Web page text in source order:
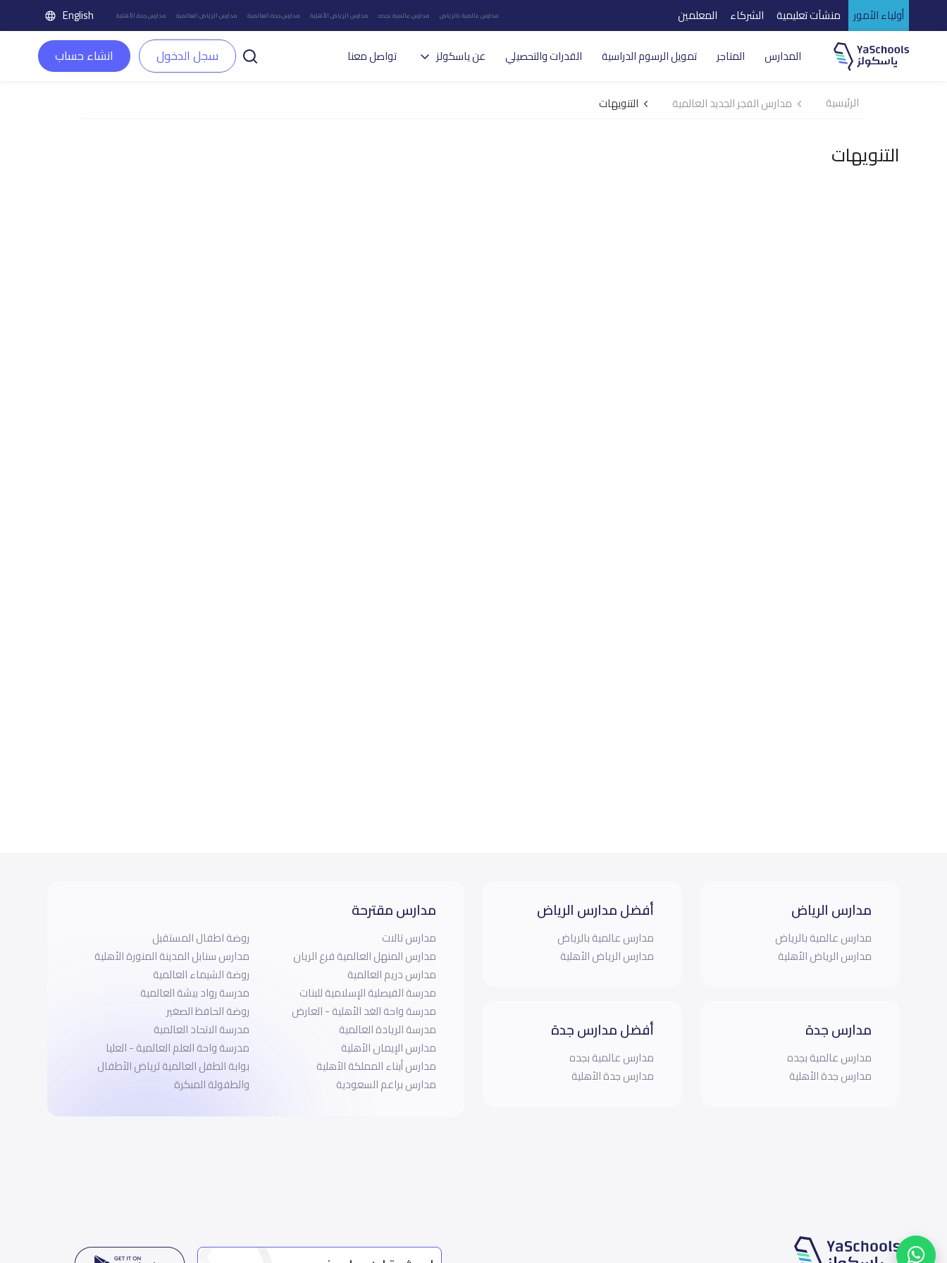
أولياء الأمور منشآت تعليمية الشركاء المعلمين مدارس عالمية بالرياض مدارس عالمية بجده مدارس الرياض الأهلية مدارس جدة العالمية مدارس الرياض العالمية مدارس جدة الأهلية English
المدارس المتاجر تمويل الرسوم الدراسية القدرات والتحصيلي عن ياسكولز تواصل معنا سجل الدخول انشاء حساب
الرئيسية مدارس الفجر الجديد العالمية التنويهات
التنويهات
مدارس الرياض
مدارس عالمية بالرياض
مدارس الرياض الأهلية
مدارس جدة
مدارس عالمية بجده
مدارس جدة الأهلية
أفضل مدارس الرياض
مدارس عالمية بالرياض
مدارس الرياض الأهلية
أفضل مدارس جدة
مدارس عالمية بجده
مدارس جدة الأهلية
مدارس مقترحة
مدارس تالات
مدارس المنهل العالمية فرع الريان
مدارس دريم العالمية
مدرسة الفيصلية الإسلامية للبنات
مدرسة واحة الغد الأهلية - العارض
مدرسة الريادة العالمية
مدارس الإيمان الأهلية
مدارس أبناء المملكة الأهلية
مدارس براعم السعودية
روضة اطفال المستقبل
مدارس سنابل المدينة المنورة الأهلية
روضة الشيماء العالمية
مدرسة رواد بيشة العالمية
روضة الحافظ الصغير
مدرسة الاتحاد العالمية
مدرسة واحة العلم العالمية - العليا
بوابة الطفل العالمية لرياض الأطفال
والطفولة المبكرة